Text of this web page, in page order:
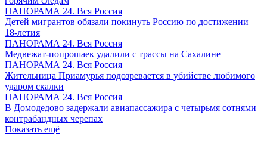
ПАНОРАМА 24. Вся Россия
Детей мигрантов обязали покинуть Россию по достижении
18-летия
ПАНОРАМА 24. Вся Россия
Медвежат-попрошаек удалили с трассы на Сахалине
ПАНОРАМА 24. Вся Россия
Жительница Приамурья подозревается в убийстве любимого
ударом скалки
ПАНОРАМА 24. Вся Россия
В Домодедово задержали авиапассажира с четырьмя сотнями
контрабандных черепах
Показать ещё